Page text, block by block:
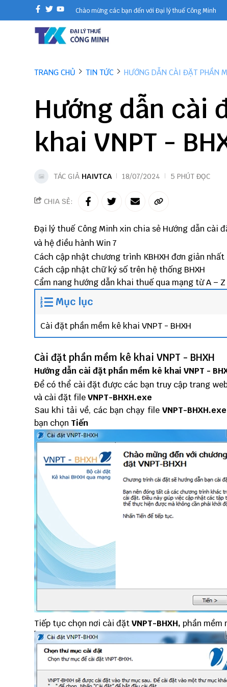
Chào mừng các bạn đến với Đại lý thuế Công Minh
TRANG CHỦ TIN TỨC HƯỚNG DẪN CÀI ĐẶT PHẦN
Hướng dẫn cài
khai VNPT -
TÁC GIẢ HAIVTCA 18/07/2024 5 PHÚT ĐỌC
CHIA SẺ:
Đại lý thuế Công Minh xin chia sẻ Hướng dẫn cài
và hệ điều hành Win 7
Cách cập nhật chương trình KBHXH đơn giản nhất
Cách cập nhật chữ ký số trên hệ thống BHXH
Cẩm nang hướng dẫn khai thuế qua mạng từ A – Z
Mục lục
Cài đặt phần mềm kê khai VNPT - BHXH
Cài đặt phần mềm kê khai VNPT - BHXH
Hướng dẫn cài đặt phần mềm kê khai VNPT -
Để có thể cài đặt được các bạn truy cập trang
và cài đặt fileVNPT-BHXH.exe
Sau khi tải về, các bạn chạy file VNPT-BHXH.exe
bạn chọn Tiến
Tiếp tục chọn nơi cài đặtVNPT-BHXH, phần mềm